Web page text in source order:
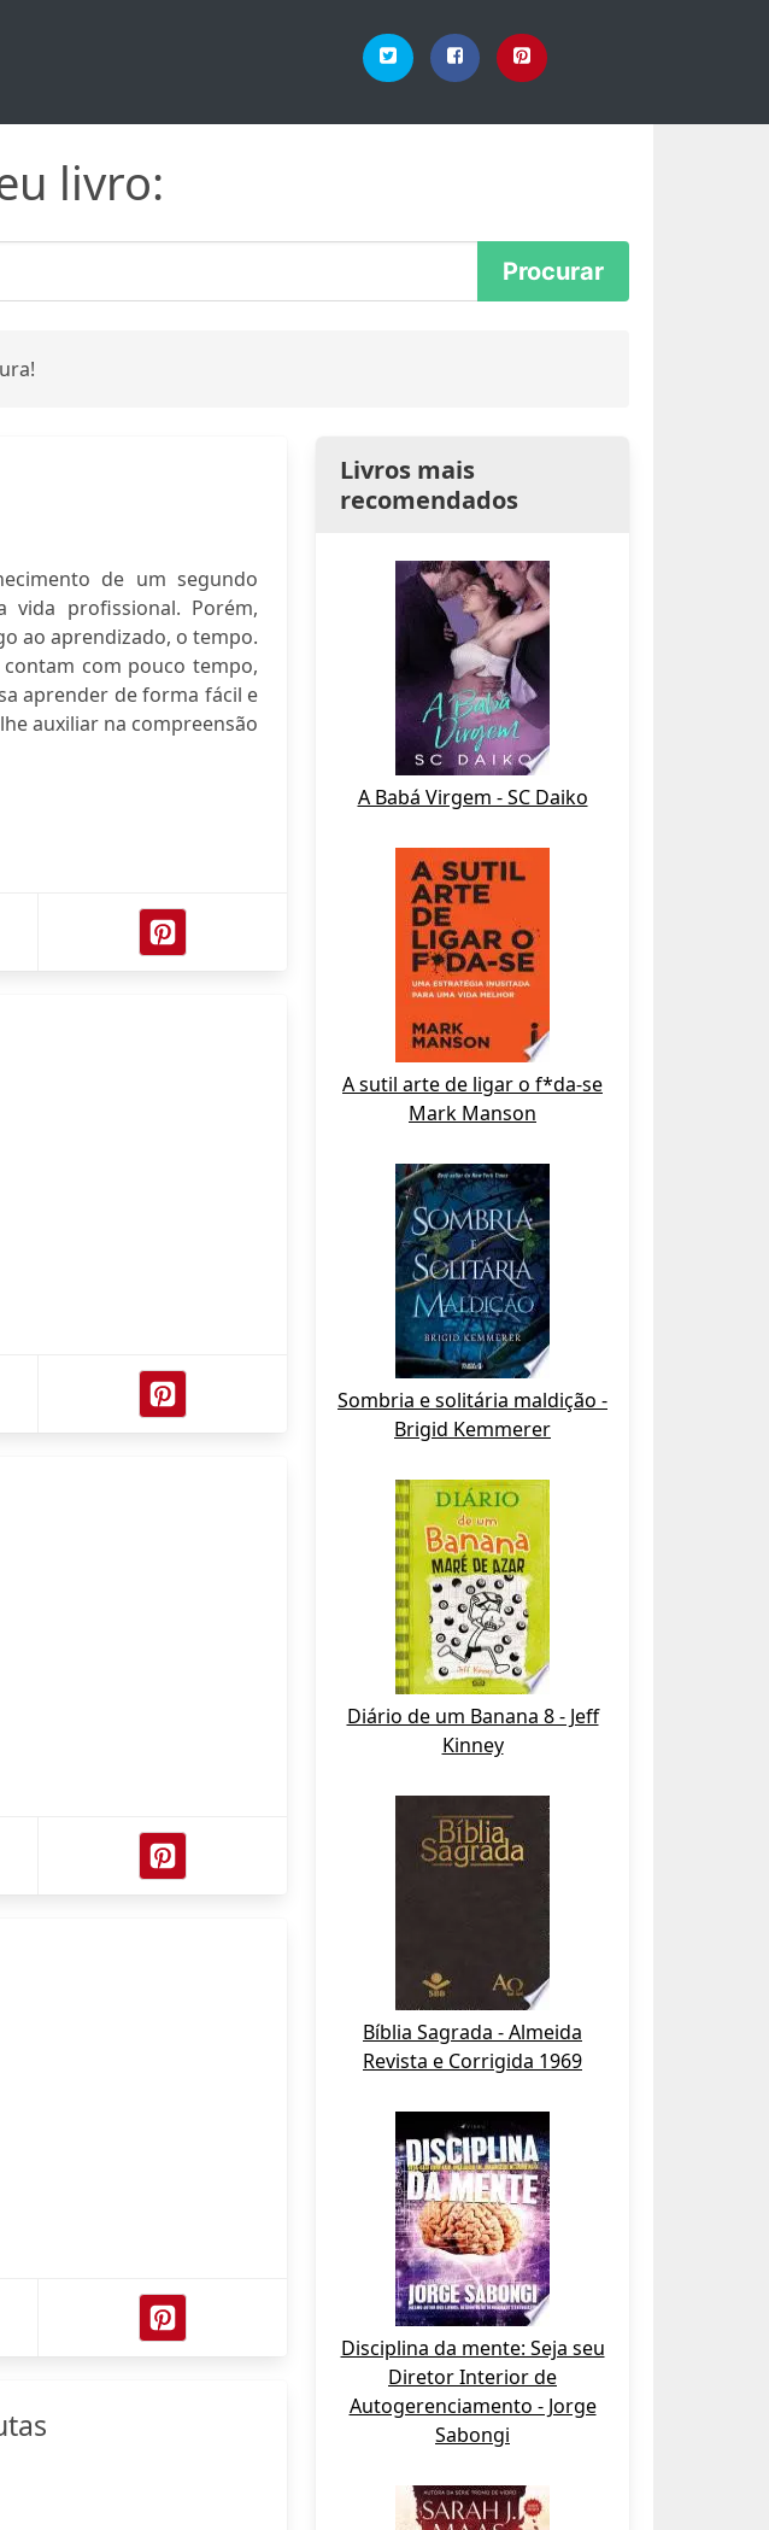
livro:
de um segundo
profissional. Porém,
ao aprendizado, o tempo.
com pouco tempo,
aprender de forma fácil e
auxiliar na compreensão
Livros mais
recomendados
A Babá Virgem - SC Daiko
A sutil arte de ligar o f*da-se
Mark Manson
Sombria e solitária maldição -
Brigid Kemmerer
Diário de um Banana 8 - Jeff
Kinney
Bíblia Sagrada - Almeida
Revista e Corrigida 1969
Disciplina da mente: Seja seu
Diretor Interior de
Autogerenciamento - Jorge
Sabongi